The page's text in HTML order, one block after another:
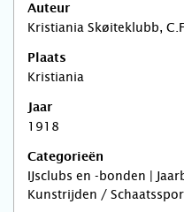
Auteur
Kristiania Skøiteklubb,
Plaats
Kristiania
Jaar
1918
Categorieën
IJsclubs en -bonden |
Kunstrijden /